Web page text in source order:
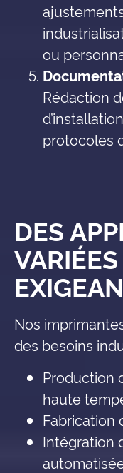
ou
Rédaction
protocoles
DES
Nos
des besoins
Production
haute
Fabrication
Intégration